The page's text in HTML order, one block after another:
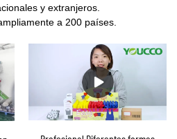
y extranjeros.
a 200 países.